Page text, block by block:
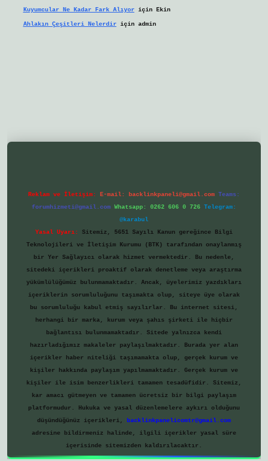
Kuyumcular Ne Kadar Fark Alıyoriçin Ekin
Ahlakın Çeşitleri Nelerdiriçin admin
Reklam ve İletişim: E-mail: backlinkpaneli@gmail.com Teams:
forumhizmeti@gmail.com Whatsapp: 0262 606 0 726 Telegram:
@karabul
Yasal Uyarı:
Sitemiz, 5651 Sayılı Kanun gereğince Bilgi
Teknolojileri ve İletişim Kurumu (BTK) tarafından onaylanmış
bir Yer Sağlayıcı olarak hizmet vermektedir. Bu nedenle,
sitedeki içerikleri proaktif olarak denetleme veya araştırma
yükümlülüğümüz bulunmamaktadır. Ancak, üyelerimiz yazdıkları
içeriklerin sorumluluğunu taşımakta olup, siteye üye olarak
bu sorumluluğu kabul etmiş sayılırlar. Bu internet sitesi,
herhangi bir marka, kurum veya şahıs şirketi ile hiçbir
bağlantısı bulunmamaktadır. Sitede yalnızca kendi
hazırladığımız makaleler paylaşılmaktadır. Burada yer alan
içerikler haber niteliği taşımamakta olup, gerçek kurum ve
kişiler hakkında paylaşım yapılmamaktadır. Gerçek kurum ve
kişiler ile isim benzerlikleri tamamen tesadüfidir. Sitemiz,
kar amacı gütmeyen ve tamamen ücretsiz bir bilgi paylaşım
platformudur. Hukuka ve yasal düzenlemelere aykırı olduğunu
düşündüğünüz içerikleri,
backlinkpanelicomtr@gmail.com
adresine bildirmeniz halinde, ilgili içerikler yasal süre
içerisinde sitemizden kaldırılacaktır.